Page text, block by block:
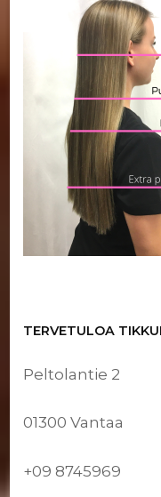
TERVETULOA
Peltolantie 2
01300 Vantaa
+09 8745969